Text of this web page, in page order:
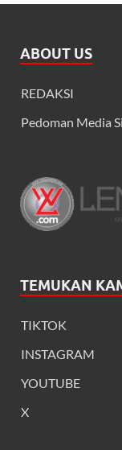
ABOUT US
REDAKSI
Pedoman Media
TEMUKAN
TIKTOK
INSTAGRAM
YOUTUBE
X